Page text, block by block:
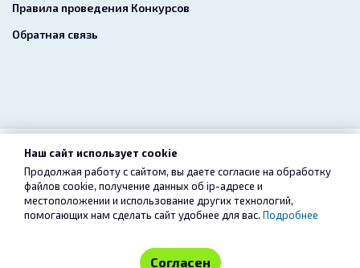
Правила проведения Конкурсов
Обратная связь
2026 freelance.boutique
Пользовательское соглашение Конфиденциальность
Отказ от ответственности
Наш сайт использует cookie
Продолжая работу с сайтом, вы даете согласие на обработку
файлов cookie, получение данных об ip-адресе и
местоположении и использование других технологий,
помогающих нам сделать сайт удобнее для вас. Подробнее
Согласен